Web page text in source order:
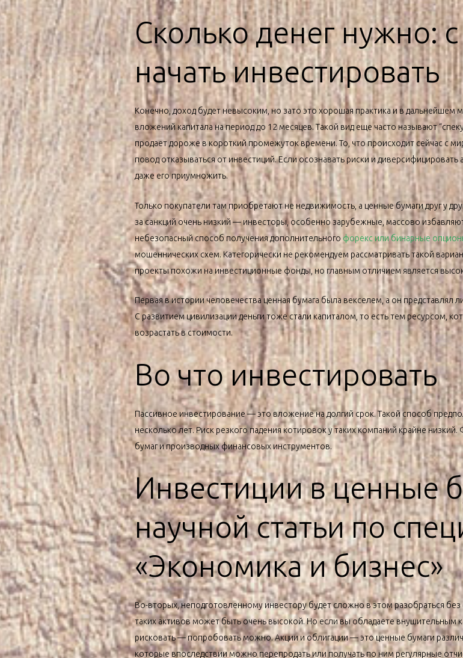
Сколько денег нужно:
начать инвестировать
Конечно, доход будет невысоким, но зато это хорошая практика и в дальнейшем
вложений капитала на период до 12 месяцев. Такой вид еще часто называют
продает дороже в короткий промежуток времени. То, что происходит сейчас с
повод отказываться от инвестиций. Если осознавать риски и
даже его приумножить.
Только покупатели там приобретают не недвижимость, а ценные бумаги друг у
за санкций очень низкий — инвесторы, особенно зарубежные, массово
небезопасный способ получения дополнительного форекс или бинарные
мошеннических схем. Категорически не рекомендуем рассматривать такой
проекты похожи на инвестиционные фонды, но главным отличием является
Первая в истории человечества ценная бумага была векселем, а он
С развитием цивилизации деньги тоже стали капиталом, то есть тем ресурсом,
возрастать в стоимости.
Во что инвестировать
Пассивное инвестирование — это вложение на долгий срок. Такой способ
несколько лет. Риск резкого падения котировок у таких компаний крайне
бумаг и производных финансовых инструментов.
Инвестиции в ценные
научной статьи по
«Экономика и бизнес»
Во-вторых, неподготовленному инвестору будет сложно в этом разобраться
таких активов может быть очень высокой. Но если вы обладаете внушительным
рисковать — попробовать можно. Акции и облигации — это ценные бумаги
которые впоследствии можно перепродать или получать по ним регулярные